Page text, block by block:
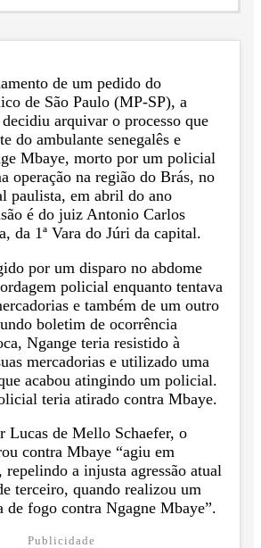
de um pedido do
de São Paulo (MP-SP), a
arquivar o processo que
do ambulante senegalês e
Mbaye, morto por um policial
operação na região do Brás, no
paulista, em abril do ano
é do juiz Antonio Carlos
da 1ª Vara do Júri da capital.
por um disparo no abdome
policial enquanto tentava
e também de um outro
boletim de ocorrência
Ngange teria resistido à
mercadorias e utilizado uma
acabou atingindo um policial.
teria atirado contra Mbaye.
Lucas de Mello Schaefer, o
contra Mbaye “agiu em
repelindo a injusta agressão atual
terceiro, quando realizou um
de fogo contra Ngagne Mbaye”.
Publicidade